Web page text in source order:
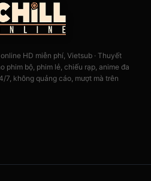
HD miễn phí, Vietsub · Thuyết
phim bộ, phim lẻ, chiếu rạp, anime đa
7, không quảng cáo, mượt mà trên